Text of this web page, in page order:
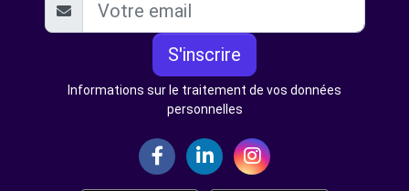
S'inscrire
Informations sur le traitement de vos données
personnelles